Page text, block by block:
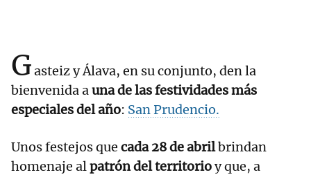
Gasteiz y Álava, en su conjunto, den la
bienvenida auna de las festividades más
especiales del año: San Prudencio.
Unos festejos que cada 28 de abrilbrindan
homenaje alpatrón del territorioy que, a